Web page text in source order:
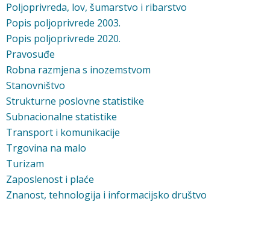
Poljoprivreda, lov, šumarstvo i ribarstvo
Popis poljoprivrede 2003.
Popis poljoprivrede 2020.
Pravosuđe
Robna razmjena s inozemstvom
Stanovništvo
Strukturne poslovne statistike
Subnacionalne statistike
Transport i komunikacije
Trgovina na malo
Turizam
Zaposlenost i plaće
Znanost, tehnologija i informacijsko društvo